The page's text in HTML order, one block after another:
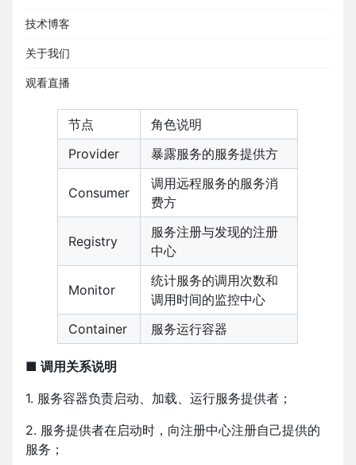
技术博客
关于我们
观看直播
■ 节点角色说明
节点
角色说明
Provider
暴露服务的服务提供方
Consumer
调用远程服务的服务消
费方
Registry
服务注册与发现的注册
中心
Monitor
统计服务的调用次数和
调用时间的监控中心
Container
服务运行容器
■ 调用关系说明
1. 服务容器负责启动、加载、运行服务提供者；
2. 服务提供者在启动时，向注册中心注册自己提供的
服务；